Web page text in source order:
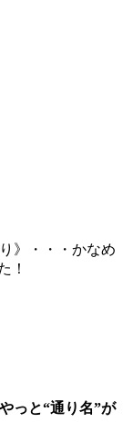
り》・・・かなめ
！
っと“通り名”が